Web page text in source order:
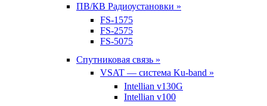
ПВ/КВ Радиоустановки »
FS-1575
FS-2575
FS-5075
Спутниковая связь »
VSAT — система Ku-band »
Intellian v130G
Intellian v100